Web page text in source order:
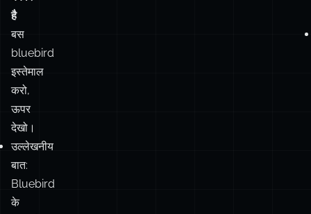
है
बस
bluebird
इस्तेमाल
करो,
ऊपर
देखो।
उल्लेखनीय
बात:
Bluebird
के